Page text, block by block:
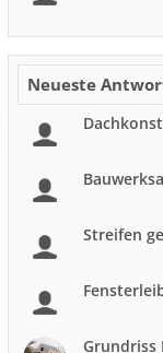
Neueste
Streifen
Grundriss